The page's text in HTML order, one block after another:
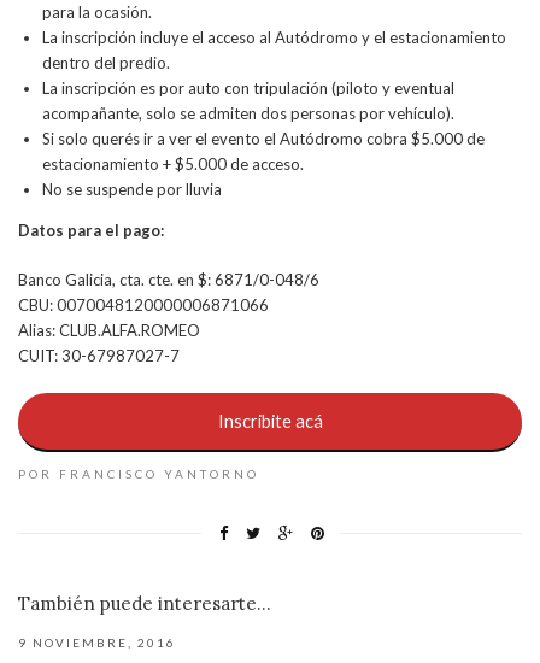
para la ocasión.
La inscripción incluye el acceso al Autódromo y el estacionamiento
dentro del predio.
La inscripción es por auto con tripulación (piloto y eventual
acompañante, solo se admiten dos personas por vehículo).
Si solo querés ir a ver el evento el Autódromo cobra $5.000 de
estacionamiento + $5.000 de acceso.
No se suspende por lluvia
Datos para el pago:
Banco Galicia, cta. cte. en $: 6871/0-048/6
CBU: 0070048120000006871066
Alias: CLUB.ALFA.ROMEO
CUIT: 30-67987027-7
Inscribite acá
POR FRANCISCO YANTORNO
También puede interesarte...
9 NOVIEMBRE, 2016